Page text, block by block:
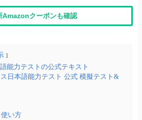
Amazonクーポンも確認
能力テストの公式テキスト
ス日本語能力テスト 公式 模擬テスト&
い方